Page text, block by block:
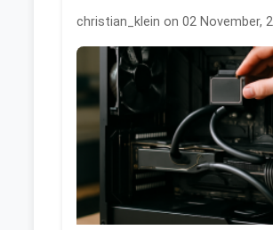
christian_klein on 02 November,